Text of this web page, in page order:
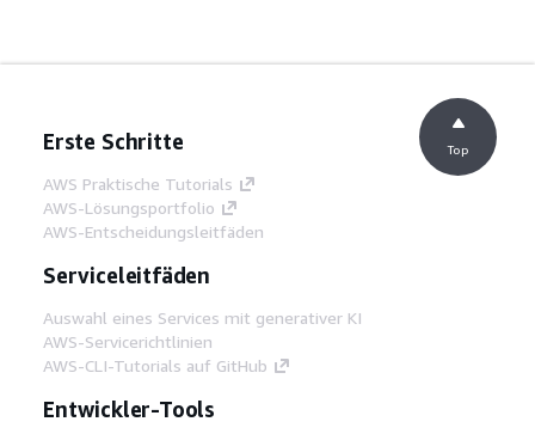
Erste Schritte
AWS Praktische Tutorials
AWS-Lösungsportfolio
AWS-Entscheidungsleitfäden
Serviceleitfäden
Auswahl eines Services mit generativer KI
AWS-Servicerichtlinien
AWS-CLI-Tutorials auf GitHub
Entwickler-Tools
Top